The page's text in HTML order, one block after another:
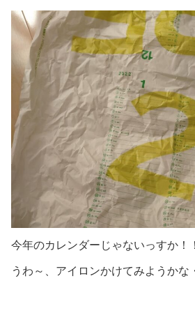
今年のカレンダーじゃないっすか！！
うわ～、アイロンかけてみようかな